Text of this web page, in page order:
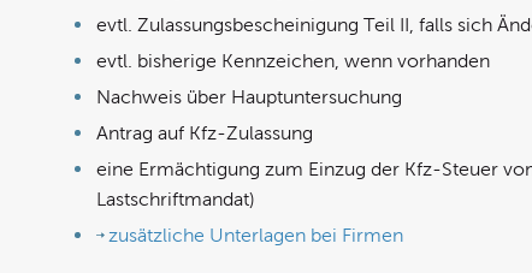
evtl. Zulassungsbescheinigung Teil II, falls sich
evtl. bisherige Kennzeichen, wenn vorhanden
Nachweis über Hauptuntersuchung
Antrag auf Kfz-Zulassung
eine Ermächtigung zum Einzug der Kfz-Steuer
Lastschriftmandat)
zusätzliche Unterlagen bei Firmen